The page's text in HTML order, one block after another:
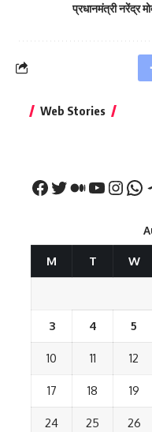
प्रधानमंत्री नरेंद्र
Web Stories
नीतीश कुमार का पहला
M T W
3 4 5
10 11 12
17 18 19
24 25 26